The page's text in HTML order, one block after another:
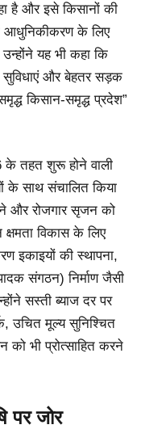
है और इसे किसानों की
आधुनिकीकरण के लिए
यह भी कहा कि
सुविधाएं और बेहतर सड़क
किसान-समृद्ध प्रदेश”
के तहत शुरू होने वाली
के साथ संचालित किया
और रोजगार सृजन को
विकास के लिए
इकाइयों की स्थापना,
संगठन) निर्माण जैसी
सस्ती ब्याज दर पर
उचित मूल्य सुनिश्चित
भी प्रोत्साहित करने
जोर